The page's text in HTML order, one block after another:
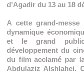
d’Agadir du 13 au 18
A cette grand-
dynamique
et le grand public
développement du
du film acclamé par
Abdulaziz Alshlahei.